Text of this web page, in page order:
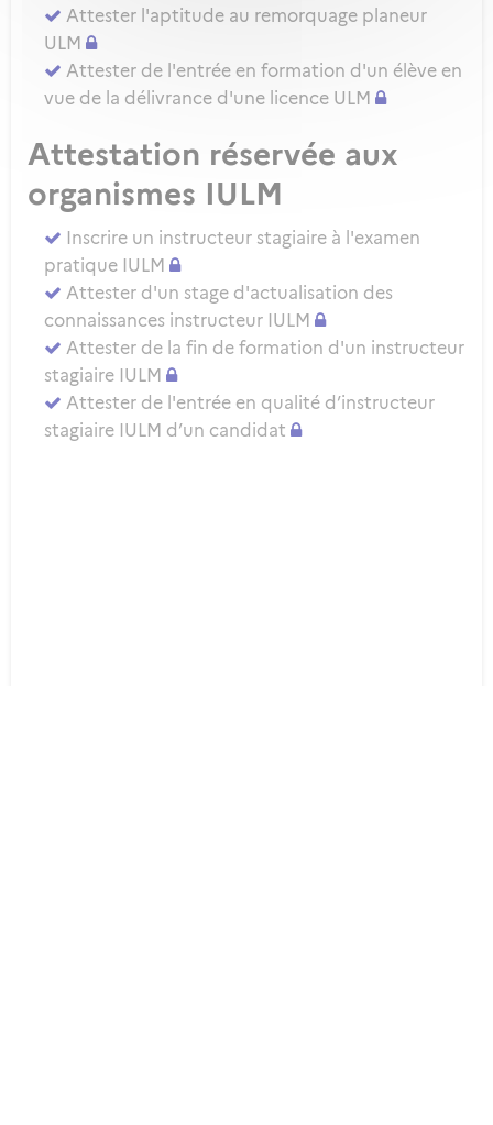
Attester l'aptitude au remorquage planeur
ULM
Attester de l'entrée en formation d'un élève en
vue de la délivrance d'une licence ULM
Attestation réservée aux
organismes IULM
Inscrire un instructeur stagiaire à l'examen
pratique IULM
Attester d'un stage d'actualisation des
connaissances instructeur IULM
Attester de la fin de formation d'un instructeur
stagiaire IULM
Attester de l'entrée en qualité d’instructeur
stagiaire IULM d’un candidat